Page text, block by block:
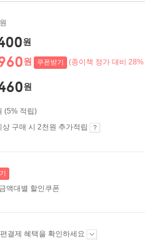
원
원 쿠폰받기 (종이책 정가 대비
원
(5% 적립)
상 구매 시 2천원 추가적립
액대별 할인쿠폰
결제 혜택을 확인하세요